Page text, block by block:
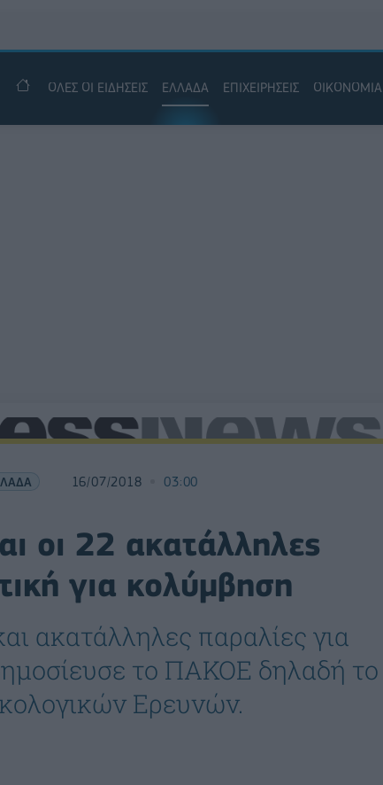
ΟΛΕΣ ΟΙ ΕΙΔΗΣΕΙΣ ΕΛΛΑΔΑ ΕΠΙΧΕΙΡΗΣΕΙΣ ΟΙΚΟΝΟΜΙΑ
16/07/2018 03:00
οι 22 ακατάλληλες
για κολύμβηση
ακατάλληλες παραλίες για
το ΠΑΚΟΕ δηλαδή το
Ερευνών.